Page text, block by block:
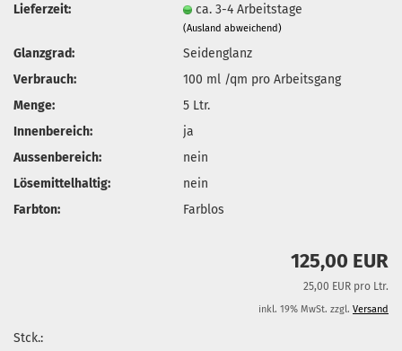
Lieferzeit:
ca. 3-4 Arbeitstage
(Ausland abweichend)
Glanzgrad:
Seidenglanz
Verbrauch:
100 ml /qm pro Arbeitsgang
Menge:
5 Ltr.
Innenbereich:
ja
Aussenbereich:
nein
Lösemittelhaltig:
nein
Farbton:
Farblos
125,00 EUR
25,00 EUR pro Ltr.
inkl. 19% MwSt. zzgl. Versand
Stck.: